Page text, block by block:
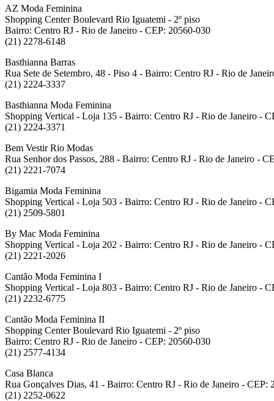
AZ Moda Feminina
Shopping Center Boulevard Rio Iguatemi - 2º piso
Bairro: Centro RJ - Rio de Janeiro - CEP: 20560-030
(21) 2278-6148
Basthianna Barras
Rua Sete de Setembro, 48 - Piso 4 - Bairro: Centro RJ - Rio de
(21) 2224-3337
Basthianna Moda Feminina
Shopping Vertical - Loja 135 - Bairro: Centro RJ - Rio de Janeiro -
(21) 2224-3371
Bem Vestir Rio Modas
Rua Senhor dos Passos, 288 - Bairro: Centro RJ - Rio de Janeiro -
(21) 2221-7074
Bigamia Moda Feminina
Shopping Vertical - Loja 503 - Bairro: Centro RJ - Rio de Janeiro -
(21) 2509-5801
By Mac Moda Feminina
Shopping Vertical - Loja 202 - Bairro: Centro RJ - Rio de Janeiro -
(21) 2221-2026
Cantão Moda Feminina I
Shopping Vertical - Loja 803 - Bairro: Centro RJ - Rio de Janeiro -
(21) 2232-6775
Cantão Moda Feminina II
Shopping Center Boulevard Rio Iguatemi - 2º piso
Bairro: Centro RJ - Rio de Janeiro - CEP: 20560-030
(21) 2577-4134
Casa Blanca
Rua Gonçalves Dias, 41 - Bairro: Centro RJ - Rio de Janeiro - CEP:
(21) 2252-0622